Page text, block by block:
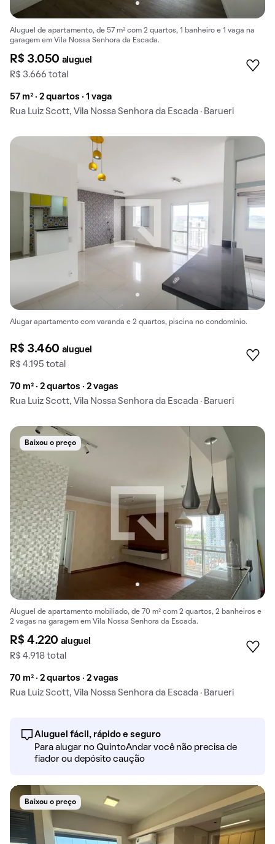
Aluguel de apartamento, de 57 m² com 2 quartos, 1 banheiro e 1 vaga na
garagem em Vila Nossa Senhora da Escada.
R$ 3.050 aluguel
R$ 3.666 total
57 m² · 2 quartos · 1 vaga
Rua Luiz Scott, Vila Nossa Senhora da Escada · Barueri
Alugar apartamento com varanda e 2 quartos, piscina no condomínio.
R$ 3.460 aluguel
R$ 4.195 total
70 m² · 2 quartos · 2 vagas
Rua Luiz Scott, Vila Nossa Senhora da Escada · Barueri
Baixou o preço
Aluguel de apartamento mobiliado, de 70 m² com 2 quartos, 2 banheiros e
2 vagas na garagem em Vila Nossa Senhora da Escada.
R$ 4.220 aluguel
R$ 4.918 total
70 m² · 2 quartos · 2 vagas
Rua Luiz Scott, Vila Nossa Senhora da Escada · Barueri
Aluguel fácil, rápido e seguro
Para alugar no QuintoAndar você não precisa de
fiador ou depósito caução
Baixou o preço